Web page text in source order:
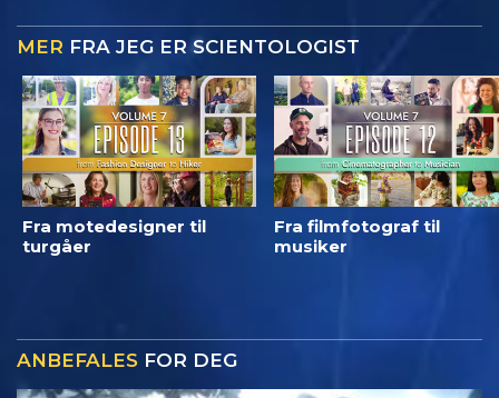
MER FRA JEG ER SCIENTOLOGIST
Fra motedesigner til
turgåer
Fra filmfotograf til
musiker
ANBEFALES FOR DEG